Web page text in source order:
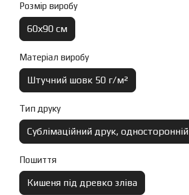
Розмір виробу
60х90 см
Матеріал виробу
Штучний шовк 50 г/м²
Тип друку
Сублімаційний друк, односторонній
Пошиття
Кишеня під древко зліва